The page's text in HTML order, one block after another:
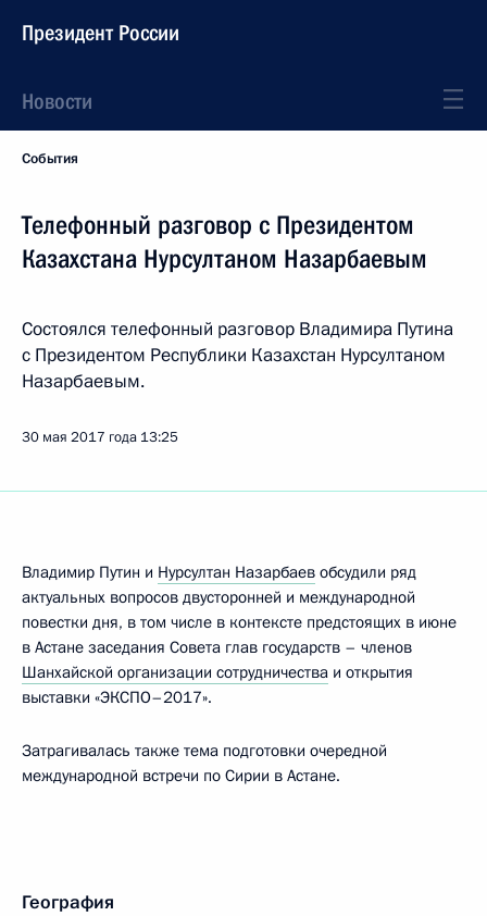
Президент России
Новости
События
Телефонный разговор с Президентом
Казахстана Нурсултаном Назарбаевым
Состоялся телефонный разговор Владимира Путина
с Президентом Республики Казахстан Нурсултаном
Назарбаевым.
30 мая 2017 года 13:25
Владимир Путин и Нурсултан Назарбаев обсудили ряд
актуальных вопросов двусторонней и международной
повестки дня, в том числе в контексте предстоящих в июне
в Астане заседания Совета глав государств – членов
Шанхайской организации сотрудничества и открытия
выставки «ЭКСПО–2017».
Затрагивалась также тема подготовки очередной
международной встречи по Сирии в Астане.
География